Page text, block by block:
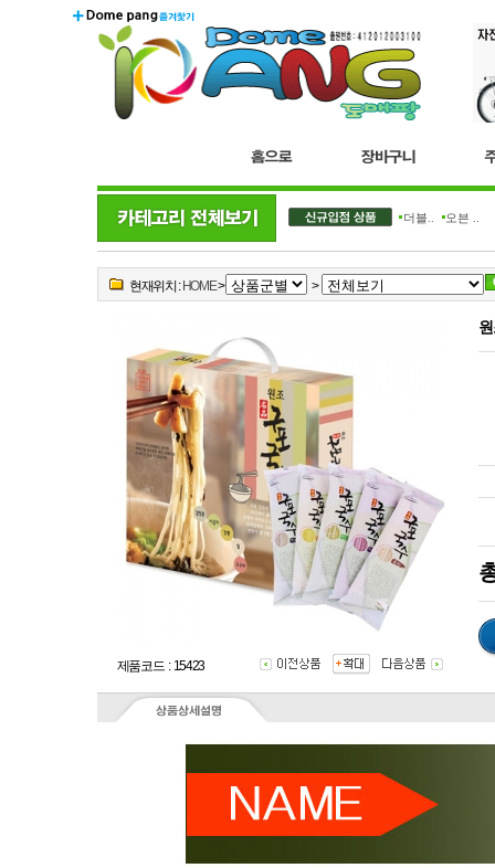
더블.. 오븐 ..
현재위치 : HOME> >
제품코드 : 15423